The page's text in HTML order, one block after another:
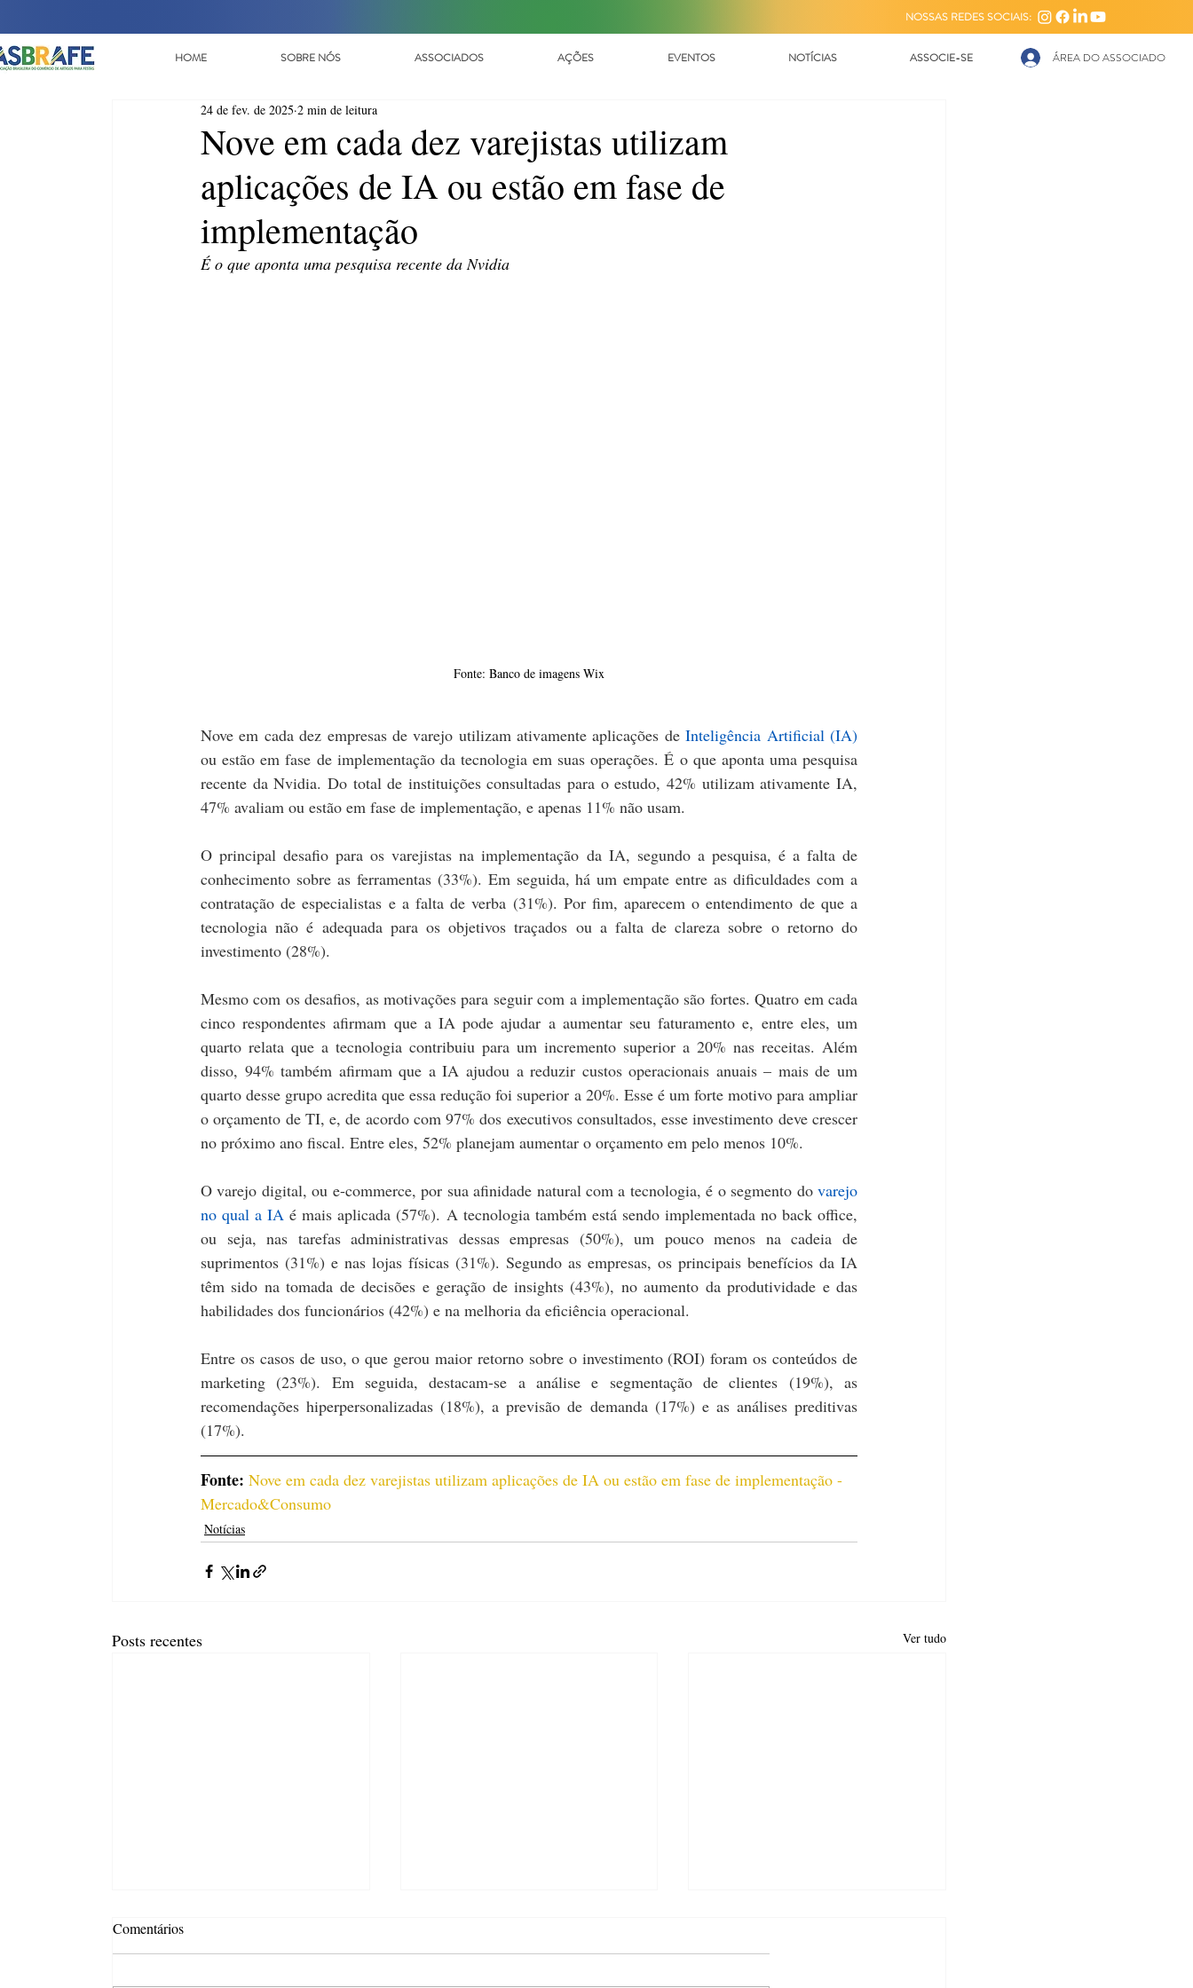
NOSSAS REDES SOCIAIS:
HOME SOBRE NÓS ASSOCIADOS AÇÕES EVENTOS NOTÍCIAS ASSOCIE-SE ÁREA DO ASSOCIADO
Nove em cada dez varejistas utilizam
aplicações de IA ou estão em fase de
implementação
24 de fev. de 2025 2 min de leitura
É o que aponta uma pesquisa recente da Nvidia
Fonte: Banco de imagens Wix
Nove em cada dez empresas de varejo utilizam ativamente aplicações de Inteligência Artificial (IA)
ou estão em fase de implementação da tecnologia em suas operações. É o que aponta uma pesquisa
recente da Nvidia. Do total de instituições consultadas para o estudo, 42% utilizam ativamente IA,
47% avaliam ou estão em fase de implementação, e apenas 11% não usam.
O principal desafio para os varejistas na implementação da IA, segundo a pesquisa, é a falta de
conhecimento sobre as ferramentas (33%). Em seguida, há um empate entre as dificuldades com a
contratação de especialistas e a falta de verba (31%). Por fim, aparecem o entendimento de que a
tecnologia não é adequada para os objetivos traçados ou a falta de clareza sobre o retorno do
investimento (28%).
Mesmo com os desafios, as motivações para seguir com a implementação são fortes. Quatro em cada
cinco respondentes afirmam que a IA pode ajudar a aumentar seu faturamento e, entre eles, um
quarto relata que a tecnologia contribuiu para um incremento superior a 20% nas receitas. Além
disso, 94% também afirmam que a IA ajudou a reduzir custos operacionais anuais – mais de um
quarto desse grupo acredita que essa redução foi superior a 20%. Esse é um forte motivo para ampliar
o orçamento de TI, e, de acordo com 97% dos executivos consultados, esse investimento deve crescer
no próximo ano fiscal. Entre eles, 52% planejam aumentar o orçamento em pelo menos 10%.
O varejo digital, ou e-commerce, por sua afinidade natural com a tecnologia, é o segmento do varejo
no qual a IA é mais aplicada (57%). A tecnologia também está sendo implementada no back office,
ou seja, nas tarefas administrativas dessas empresas (50%), um pouco menos na cadeia de
suprimentos (31%) e nas lojas físicas (31%). Segundo as empresas, os principais benefícios da IA
têm sido na tomada de decisões e geração de insights (43%), no aumento da produtividade e das
habilidades dos funcionários (42%) e na melhoria da eficiência operacional.
Entre os casos de uso, o que gerou maior retorno sobre o investimento (ROI) foram os conteúdos de
marketing (23%). Em seguida, destacam-se a análise e segmentação de clientes (19%), as
recomendações hiperpersonalizadas (18%), a previsão de demanda (17%) e as análises preditivas
(17%).
Fonte: Nove em cada dez varejistas utilizam aplicações de IA ou estão em fase de implementação -
Mercado&Consumo
Notícias
Posts recentes Ver tudo
Comentários